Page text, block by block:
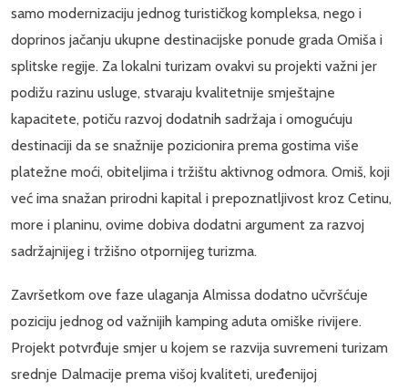
samo modernizaciju jednog turističkog kompleksa, nego i
doprinos jačanju ukupne destinacijske ponude grada Omiša i
splitske regije. Za lokalni turizam ovakvi su projekti važni jer
podižu razinu usluge, stvaraju kvalitetnije smještajne
kapacitete, potiču razvoj dodatnih sadržaja i omogućuju
destinaciji da se snažnije pozicionira prema gostima više
platežne moći, obiteljima i tržištu aktivnog odmora. Omiš, koji
već ima snažan prirodni kapital i prepoznatljivost kroz Cetinu,
more i planinu, ovime dobiva dodatni argument za razvoj
sadržajnijeg i tržišno otpornijeg turizma.
Završetkom ove faze ulaganja Almissa dodatno učvršćuje
poziciju jednog od važnijih kamping aduta omiške rivijere.
Projekt potvrđuje smjer u kojem se razvija suvremeni turizam
srednje Dalmacije prema višoj kvaliteti, uređenijoj